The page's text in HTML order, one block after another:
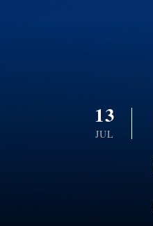
13
JUL